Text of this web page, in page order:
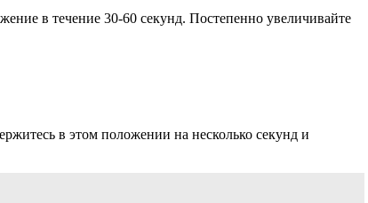
в течение 30-60 секунд. Постепенно увеличивайте
в этом положении на несколько секунд и